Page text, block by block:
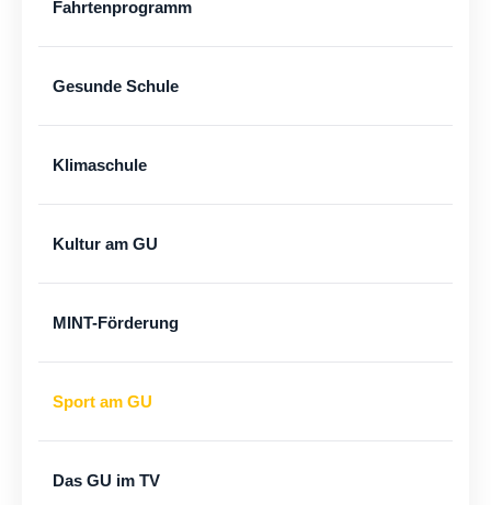
Fahrtenprogramm
Gesunde Schule
Klimaschule
Kultur am GU
MINT-Förderung
Sport am GU
Das GU im TV